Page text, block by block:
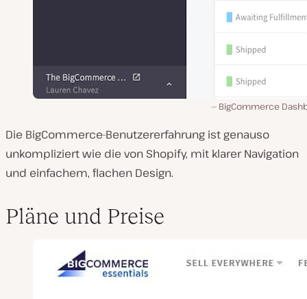
BigCommerce
Die BigCommerce-Benutzererfahrung ist genauso
unkompliziert wie die von Shopify, mit klarer Navigation
und einfachem, flachen Design.
Pläne und Preise